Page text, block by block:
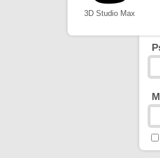
3D Studio Max